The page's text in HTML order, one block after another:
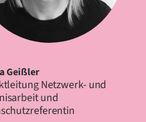
Geißler
Netzwerk- und
und